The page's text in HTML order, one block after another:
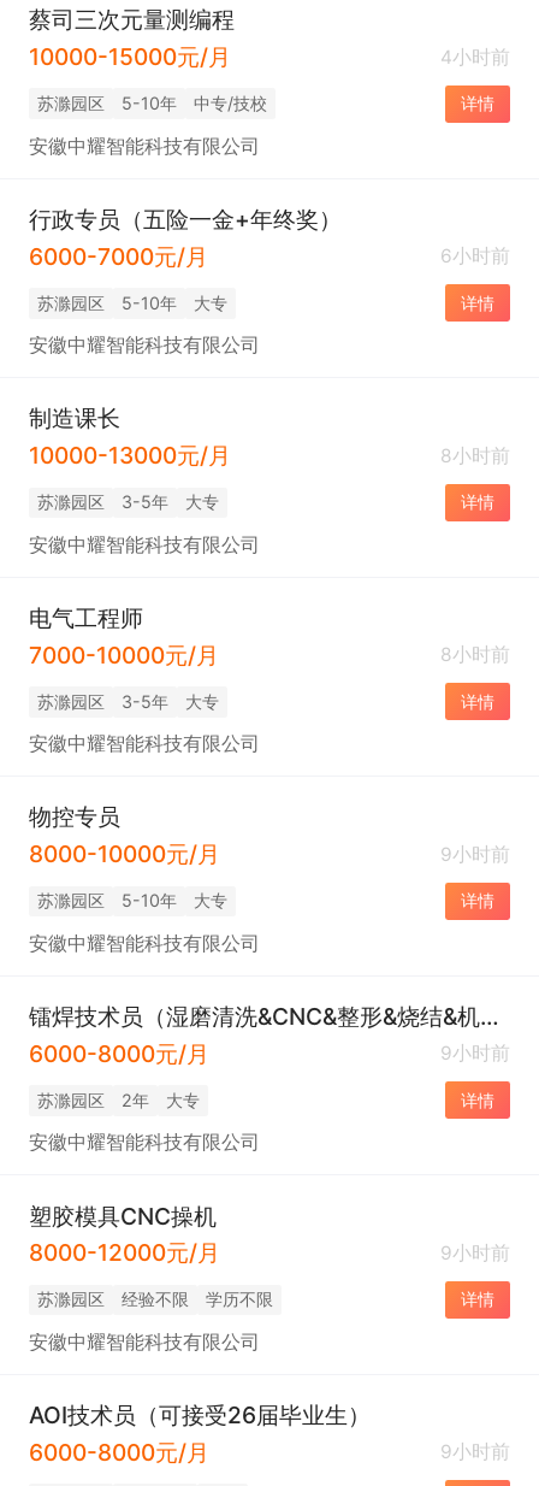
蔡司三次元量测编程
10000-15000元/月
4小时前
苏滁园区 5-10年 中专/技校 详情
安徽中耀智能科技有限公司
行政专员（五险一金+年终奖）
6000-7000元/月
6小时前
苏滁园区 5-10年 大专 详情
安徽中耀智能科技有限公司
制造课长
10000-13000元/月
8小时前
苏滁园区 3-5年 大专 详情
安徽中耀智能科技有限公司
电气工程师
7000-10000元/月
8小时前
苏滁园区 3-5年 大专 详情
安徽中耀智能科技有限公司
物控专员
8000-10000元/月
9小时前
苏滁园区 5-10年 大专 详情
安徽中耀智能科技有限公司
镭焊技术员（湿磨清洗&CNC&整形&烧结&机修 可接受26届毕业生）
6000-8000元/月
9小时前
苏滁园区 2年 大专 详情
安徽中耀智能科技有限公司
塑胶模具CNC操机
8000-12000元/月
9小时前
苏滁园区 经验不限 学历不限 详情
安徽中耀智能科技有限公司
AOI技术员（可接受26届毕业生）
6000-8000元/月
9小时前